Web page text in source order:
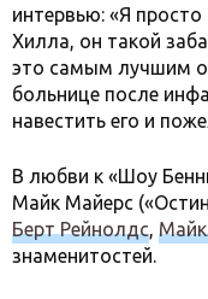
интервью: «Я
Хилла, он такой
это самым лучшим
больнице после
навестить его и
В любви к «Шоу
Майк Майерс
Берт Рейнолдс,
знаменитостей.